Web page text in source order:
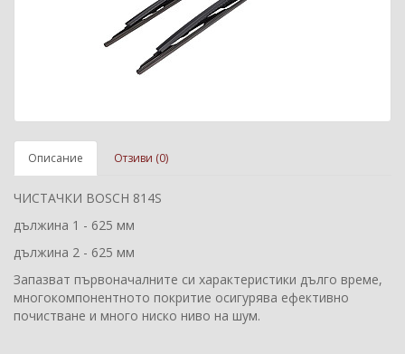
Описание Отзиви (0)
ЧИСТАЧКИ BOSCH 814S
дължина 1 - 625 мм
дължина 2 - 625 мм
Запазват първоначалните си характеристики дълго време,
многокомпонентното покритие осигурява ефективно
почистване и много ниско ниво на шум.